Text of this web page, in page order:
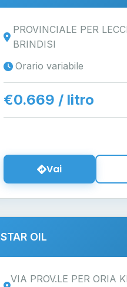
PROVINCIALE PER
BRINDISI
Orario variabile
€0.669 / litro
Vai
STAR OIL
VIA PROV.LE PER ORIA